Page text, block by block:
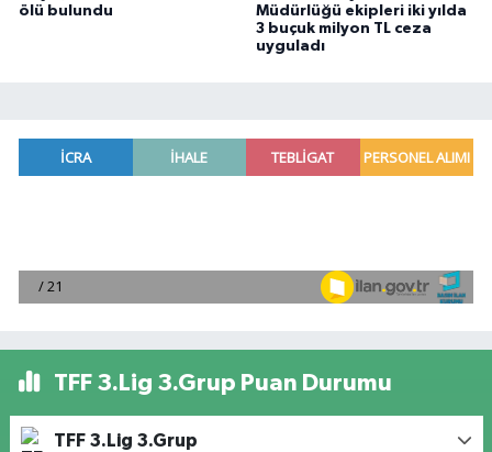
ölü bulundu
Müdürlüğü ekipleri iki yılda
3 buçuk milyon TL ceza
uyguladı
TFF 3.Lig 3.Grup Puan Durumu
TFF 3.Lig 3.Grup